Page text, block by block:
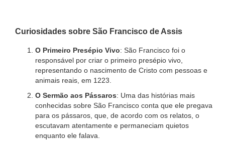
Curiosidades sobre São Francisco de Assis
O Primeiro Presépio Vivo: São Francisco foi o
responsável por criar o primeiro presépio vivo,
representando o nascimento de Cristo com pessoas e
animais reais, em 1223.
O Sermão aos Pássaros: Uma das histórias mais
conhecidas sobre São Francisco conta que ele pregava
para os pássaros, que, de acordo com os relatos, o
escutavam atentamente e permaneciam quietos
enquanto ele falava.